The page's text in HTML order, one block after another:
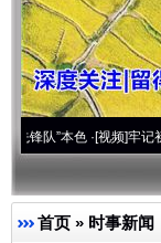
·[视频]牢记初心使命
首页 » 时事新闻